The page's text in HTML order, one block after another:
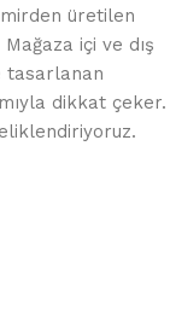
üretilen
içi ve dış
tasarlanan
dikkat çeker.